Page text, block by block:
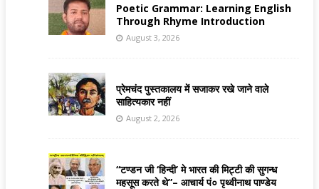
Poetic Grammar: Learning English
Through Rhyme Introduction
August 3, 2026
प्रेमचंद पुस्तकालय में सजाकर रखे जाने वाले
साहित्यकार नहीं
August 2, 2026
“टण्डन जी ‘हिन्दी’ मे भारत की मिट्टी की सुगन्ध
महसूस करते थे”– आचार्य पं० पृथ्वीनाथ पाण्डेय